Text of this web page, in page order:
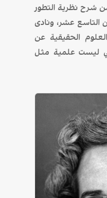
شرح نظرية التطور
التاسع عشر، ونادى
الحقيقية عن
ليست علمية مثل